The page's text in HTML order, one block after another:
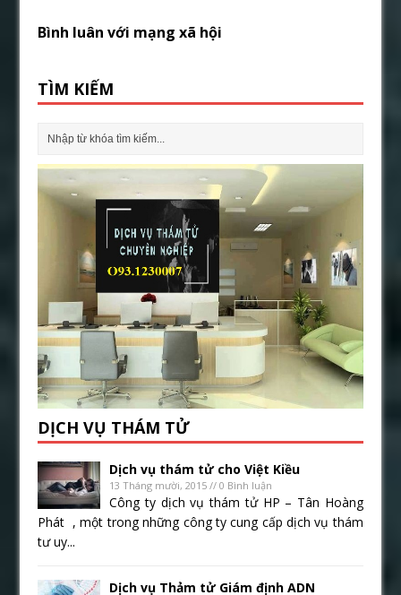
Bình luân với mạng xã hội
TÌM KIẾM
DỊCH VỤ THÁM TỬ
Dịch vụ thám tử cho Việt Kiều
13 Tháng mười, 2015 // 0 Bình luận
Công ty dịch vụ thám tử HP – Tân Hoàng
Phát , một trong những công ty cung cấp dịch vụ thám
tư uy...
Dịch vụ Thảm tử Giám định ADN